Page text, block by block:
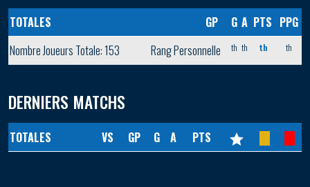
TOTALES GP G A PTS PPG
Nombre Joueurs Totale: 153
Rang Personnelle th th th th
DERNIERS MATCHS
TOTALES VS GP G A PTS